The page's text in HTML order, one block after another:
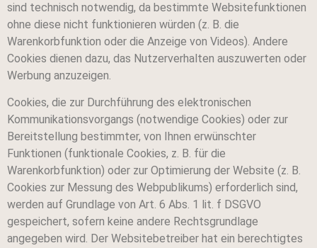
sind technisch notwendig, da bestimmte Websitefunktionen
ohne diese nicht funktionieren würden (z. B. die
Warenkorbfunktion oder die Anzeige von Videos). Andere
Cookies dienen dazu, das Nutzerverhalten auszuwerten oder
Werbung anzuzeigen.
Cookies, die zur Durchführung des elektronischen
Kommunikationsvorgangs (notwendige Cookies) oder zur
Bereitstellung bestimmter, von Ihnen erwünschter
Funktionen (funktionale Cookies, z. B. für die
Warenkorbfunktion) oder zur Optimierung der Website (z. B.
Cookies zur Messung des Webpublikums) erforderlich sind,
werden auf Grundlage von Art. 6 Abs. 1 lit. f DSGVO
gespeichert, sofern keine andere Rechtsgrundlage
angegeben wird. Der Websitebetreiber hat ein berechtigtes